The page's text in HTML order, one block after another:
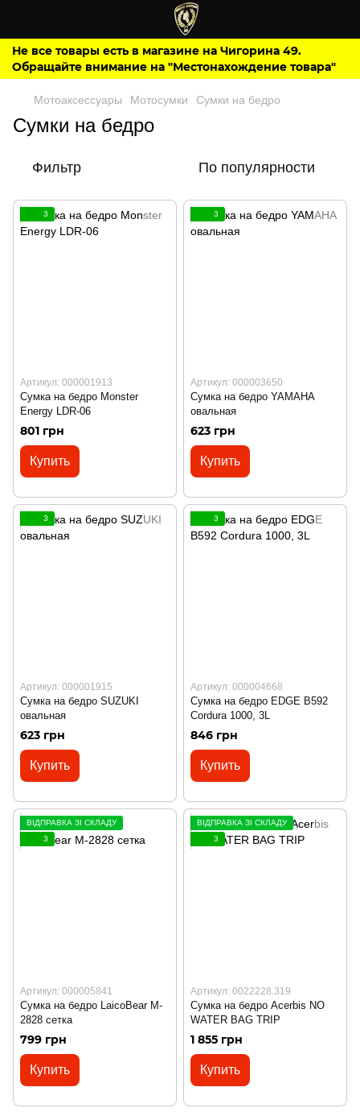
Не все товары есть в магазине на Чигорина 49.
Обращайте внимание на "Местонахождение товара"
Мотоаксессуары Мотосумки Сумки на бедро
Сумки на бедро
Фильтр По популярности
3
Артикул: 000001913
Сумка на бедро Monster
Energy LDR-06
801 грн
Купить
3
Артикул: 000003650
Сумка на бедро YAMAHA
овальная
623 грн
Купить
3
Артикул: 000001915
Сумка на бедро SUZUKI
овальная
623 грн
Купить
3
Артикул: 000004668
Сумка на бедро EDGE B592
Cordura 1000, 3L
846 грн
Купить
ВІДПРАВКА ЗІ СКЛАДУ
3
Артикул: 000005841
Сумка на бедро LaicoBear M-
2828 сетка
799 грн
Купить
ВІДПРАВКА ЗІ СКЛАДУ
3
Артикул: 0022228.319
Сумка на бедро Acerbis NO
WATER BAG TRIP
1 855 грн
Купить